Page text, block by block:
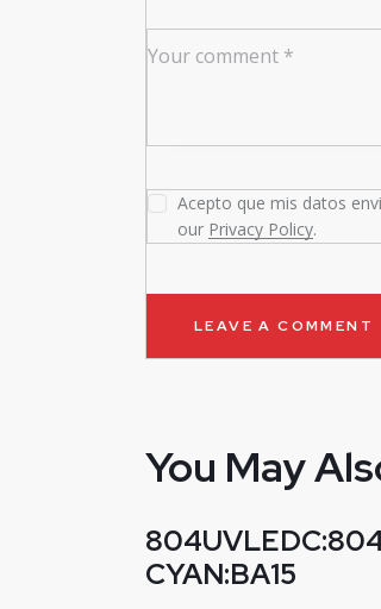
Acepto que mis datos
our Privacy Policy.
You May
CYAN:BA15